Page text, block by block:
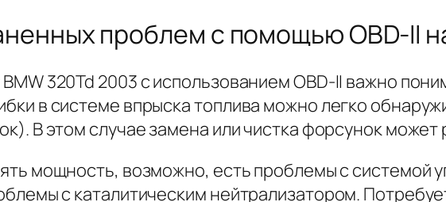
проблем с помощью OBD-II
320Td 2003 с использованием OBD-II важно
в системе впрыска топлива можно легко
В этом случае замена или чистка форсунок
мощность, возможно, есть проблемы с системой
с каталитическим нейтрализатором.